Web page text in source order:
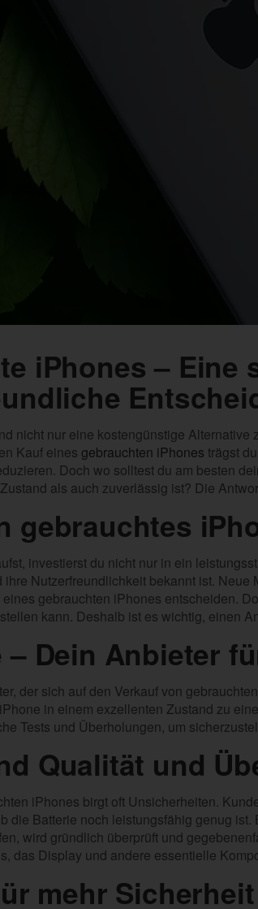
iPhones – Eine
nicht nur eine kostengünstige
Kauf eines gebrauchten iPhones trägst
Doch wo solltest du am besten
als auch zuverlässig ist? Die
gebrauchtes
investierst du nicht nur in ein
Nutzerfreundlichkeit bekannt ist.
gebrauchten iPhones entscheiden.
kann. Deshalb ist es wichtig, einen
– Dein Anbieter
der sich auf den Verkauf von
in einem exzellenten Zustand zu
Tests und Überholungen, um
Qualität und
iPhones birgt oft Unsicherheiten.
die Batterie noch leistungsfähig genug
wird gründlich überprüft und
das Display und andere essentielle
mehr Sicherheit